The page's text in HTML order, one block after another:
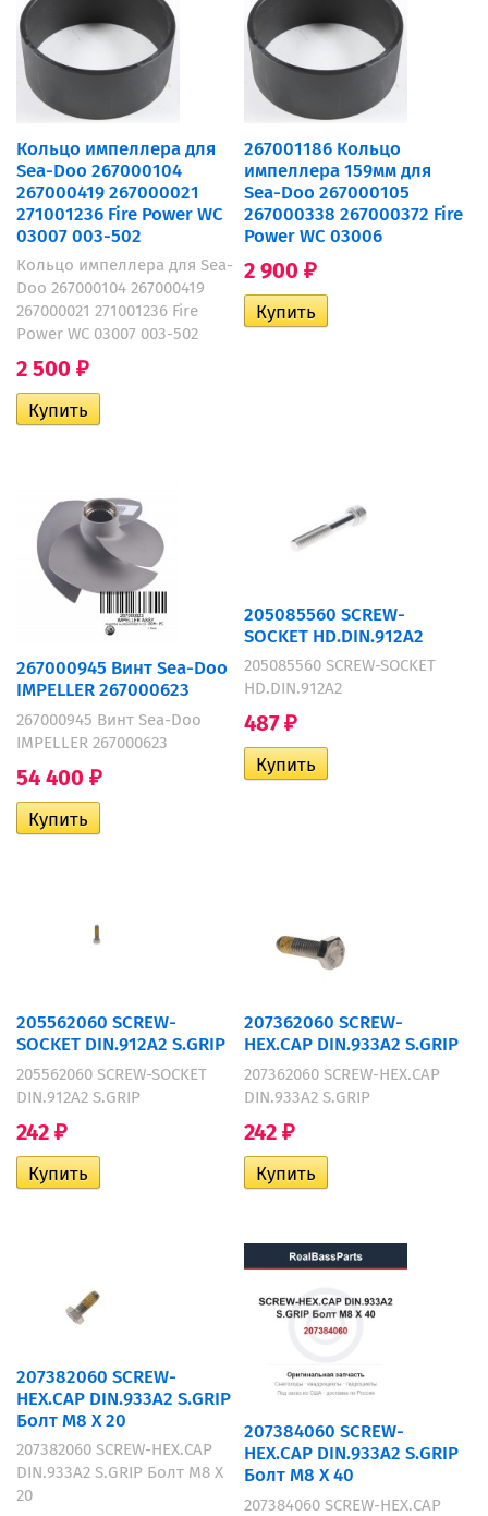
Кольцо импеллера для
Sea-Doo 267000104
267000419 267000021
271001236 Fire Power WC
03007 003-502
Кольцо импеллера для Sea-
Doo 267000104 267000419
267000021 271001236 Fire
Power WC 03007 003-502
2 500 ₽
267001186 Кольцо
импеллера 159мм для
Sea-Doo 267000105
267000338 267000372 Fire
Power WC 03006
2 900 ₽
267000945 Винт Sea-Doo
IMPELLER 267000623
267000945 Винт Sea-Doo
IMPELLER 267000623
54 400 ₽
205085560 SCREW-
SOCKET HD.DIN.912A2
205085560 SCREW-SOCKET
HD.DIN.912A2
487 ₽
205562060 SCREW-
SOCKET DIN.912A2 S.GRIP
205562060 SCREW-SOCKET
DIN.912A2 S.GRIP
242 ₽
207362060 SCREW-
HEX.CAP DIN.933A2 S.GRIP
207362060 SCREW-HEX.CAP
DIN.933A2 S.GRIP
242 ₽
207382060 SCREW-
HEX.CAP DIN.933A2 S.GRIP
Болт M8 X 20
207382060 SCREW-HEX.CAP
DIN.933A2 S.GRIP Болт M8 X
20
207384060 SCREW-
HEX.CAP DIN.933A2 S.GRIP
Болт M8 X 40
207384060 SCREW-HEX.CAP